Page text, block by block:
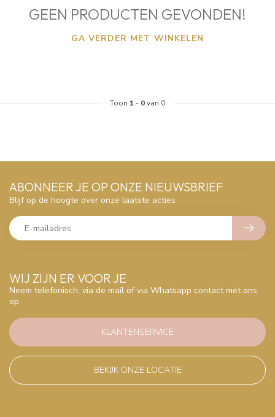
GEEN PRODUCTEN GEVONDEN!
GA VERDER MET WINKELEN
Toon 1 - 0van 0
WIJ ZIJN ER VOOR JE
Neem telefonisch, via de mail of via Whatsapp contact met ons
op
KLANTENSERVICE
BEKIJK ONZE LOCATIE
ABONNEER JE OP ONZE NIEUWSBRIEF
Blijf op de hoogte over onze laatste acties